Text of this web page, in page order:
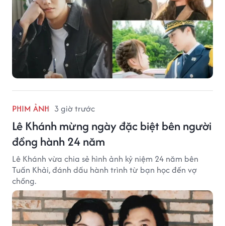
PHIM ẢNH 3 giờ trước
Lê Khánh mừng ngày đặc biệt bên người
đồng hành 24 năm
Lê Khánh vừa chia sẻ hình ảnh kỷ niệm 24 năm bên
Tuấn Khải, đánh dấu hành trình từ bạn học đến vợ
chồng.